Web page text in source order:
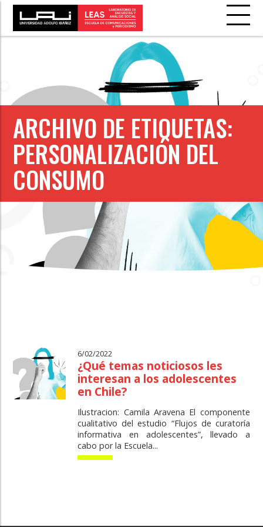
ARCHIVO DE ETIQUETAS:
PERSONALIZACIÓN DEL
CONSUMO
6/02/2022
¿Qué temas noticiosos les
interesan a los adolescentes
en Chile?
Ilustracion: Camila Aravena El componente
cualitativo del estudio “Flujos de curatoría
informativa en adolescentes”, llevado a
cabo por la Escuela...